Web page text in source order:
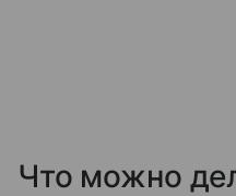
Что можно